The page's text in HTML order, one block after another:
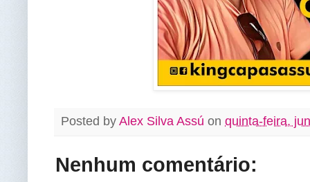
Posted by Alex Silva Assú on quinta-feira,
Nenhum comentário: